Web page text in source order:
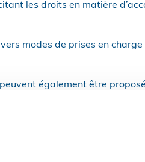
les droits en matière
modes de prises en
également être